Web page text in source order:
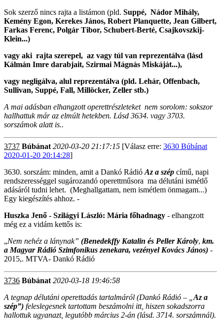
Sok szerző nincs rajta a listámon (pld. Suppé, Nádor Mihály,
Kemény Egon, Kerekes János, Robert Planquette, Jean Gilbert,
Farkas Ferenc, Polgár Tibor, Schubert-Berté, Csajkovszkij-
Klein...)
vagy aki rajta szerepel, az vagy túl van reprezentálva (lásd
Kálmán Imre darabjait, Szirmai Mágnás Miskáját...),
vagy negligálva, alul reprezentálva (pld. Lehár, Offenbach,
Sullivan, Suppé, Fall, Millöcker, Zeller stb.)
A mai adásban elhangzott operettrészleteket nem sorolom: sokszor
hallhattuk már az elmúlt hetekben. Lásd 3634. vagy 3703.
sorszámok alatt is..
3737 Búbánat 2020-03-20 21:17:15 [Válasz erre: 3630 Búbánat
2020-01-20 20:14:28]
3630. sorszám: minden, amit a Dankó Rádió Az a szép című, napi
rendszerességgel sugározandó operettműsora ma délutáni ismétlő
adásáról tudni lehet. (Meghallgattam, nem ismétlem önmagam...)
Egy kiegészítés ahhoz. -
Huszka Jenő - Szilágyi László: Mária főhadnagy - elhangzott
még ez a vidám kettős is:
„Nem nehéz a lánynak” (Benedekffy Katalin és Peller Károly, km.
a Magyar Rádió Szimfonikus zenekara, vezényel Kovács János) -
2015,. MTVA- Dankó Rádió
3736 Búbánat 2020-03-18 19:46:58
A tegnap délutáni operettadás tartalmáról (Dankó Rádió – „ Az a
szép”) feleslegesnek tartottam beszámolni itt, hiszen sokadszorra
hallottuk ugyanazt, legutóbb március 2-án (lásd. 3714. sorszámnál).